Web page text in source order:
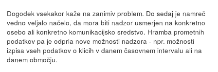
Dogodek vsekakor kaže na zanimiv problem. Do sedaj je namreč
vedno veljalo načelo, da mora biti nadzor usmerjen na konkretno
osebo ali konkretno komunikacijsko sredstvo. Hramba prometnih
podatkov pa je odprla nove možnosti nadzora - npr. možnosti
izpisa vseh podatkov o klicih v danem časovnem intervalu ali na
danem območju.